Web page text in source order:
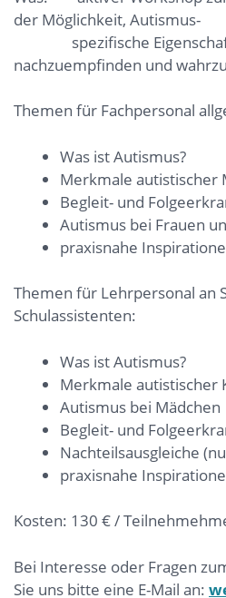
der Möglichkeit, Autismus-
spezifische
nachzuempfinden und
Themen für Fachpersonal
Was ist Autismus?
Merkmale autistischer
Begleit- und
Autismus bei Frauen
praxisnahe
Themen für Lehrpersonal an
Schulassistenten:
Was ist Autismus?
Merkmale autistischer
Autismus bei Mädchen
Begleit- und
Nachteilsausgleiche
praxisnahe
Kosten: 130 € /
Bei Interesse oder Fragen
Sie uns bitte eine E-Mail an: